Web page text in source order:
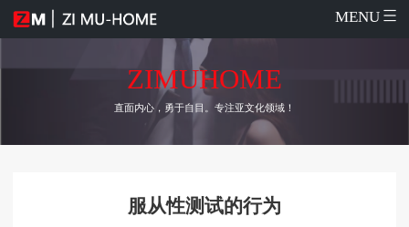
MENU
ZIMUHOME
直面内心，勇于自目。专注亚文化领域！
服从性测试的行为